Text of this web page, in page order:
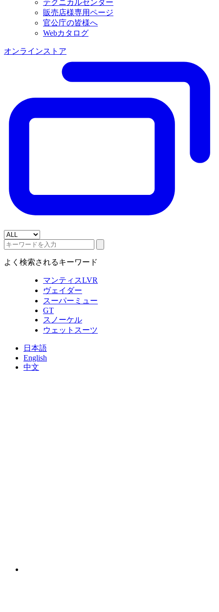
テクニカルセンター
販売店様専用ページ
官公庁の皆様へ
Webカタログ
オンラインストア
よく検索されるキーワード
マンティスLVR
ヴェイダー
スーパーミュー
GT
スノーケル
ウェットスーツ
日本語
English
中文